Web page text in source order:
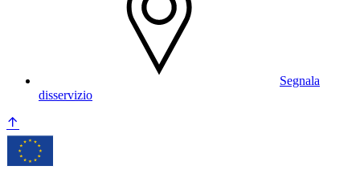
Segnala
disservizio